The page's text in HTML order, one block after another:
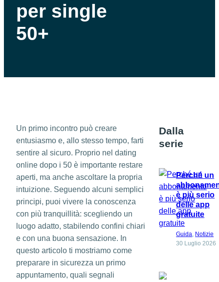
per single
50+
Un primo incontro può creare
entusiasmo e, allo stesso tempo, farti
sentire al sicuro. Proprio nel dating
online dopo i 50 è importante restare
aperti, ma anche ascoltare la propria
intuizione. Seguendo alcuni semplici
principi, puoi vivere la conoscenza
con più tranquillità: scegliendo un
luogo adatto, stabilendo confini chiari
e con una buona sensazione. In
questo articolo ti mostriamo come
preparare in sicurezza un primo
appuntamento, quali segnali
Dalla
serie
Perché un
è più serio
delle app
gratuite
Guida, Notizie
30 Luglio 2026